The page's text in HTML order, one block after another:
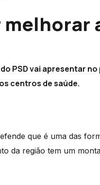
melhorar
PSD vai apresentar
centros de saúde.
que é uma das
da região tem um